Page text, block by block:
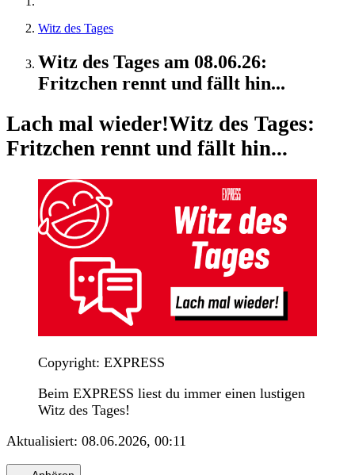
Witz des Tages
Witz des Tages am 08.06.26:
Fritzchen rennt und fällt hin...
Lach mal wieder!Witz des Tages:
Fritzchen rennt und fällt hin...
Copyright: EXPRESS
Beim EXPRESS liest du immer einen lustigen
Witz des Tages!
Aktualisiert: 08.06.2026, 00:11